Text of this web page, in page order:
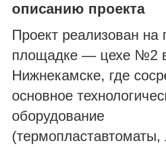
описанию проекта
Проект реализован на
площадке — цехе №2
Нижнекамске, где
основное
оборудование
(термопластавтоматы,